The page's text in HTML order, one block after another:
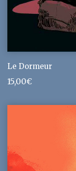
Le Dormeur
15,00€